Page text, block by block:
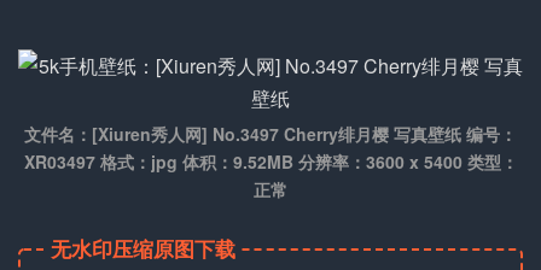
文件名：[Xiuren秀人网] No.3497 Cherry绯月樱 写真壁纸 编号：
XR03497 格式：jpg 体积：9.52MB 分辨率：3600 x 5400 类型：
正常
无水印压缩原图下载